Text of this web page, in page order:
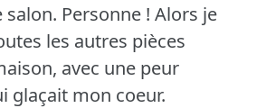
salon. Personne ! Alors je
les autres pièces
avec une peur
glaçait mon coeur.